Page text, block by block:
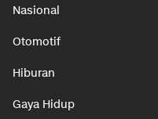
Nasional
Otomotif
Hiburan
Gaya Hidup